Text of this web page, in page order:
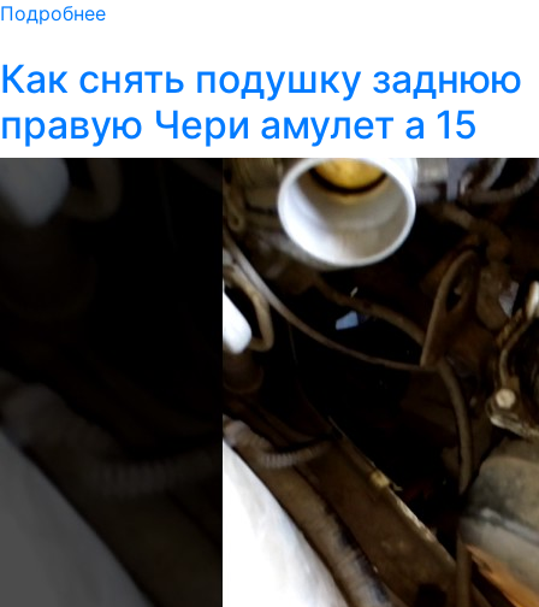
Подробнее
Как снять подушку заднюю
правую Чери амулет а 15